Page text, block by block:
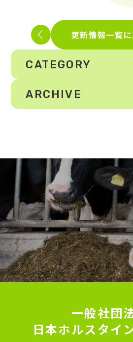
更新情報一覧
CATEGORY
ARCHIVE
一般社団
日本ホルスタイ